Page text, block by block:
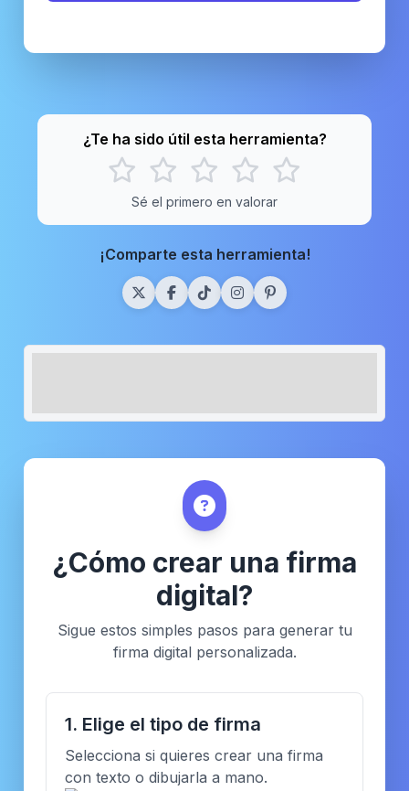
¿Te ha sido útil esta herramienta?
Sé el primero en valorar
¡Comparte esta herramienta!
¿Cómo crear una firma
digital?
Sigue estos simples pasos para generar tu
firma digital personalizada.
1. Elige el tipo de firma
Selecciona si quieres crear una firma
con texto o dibujarla a mano.